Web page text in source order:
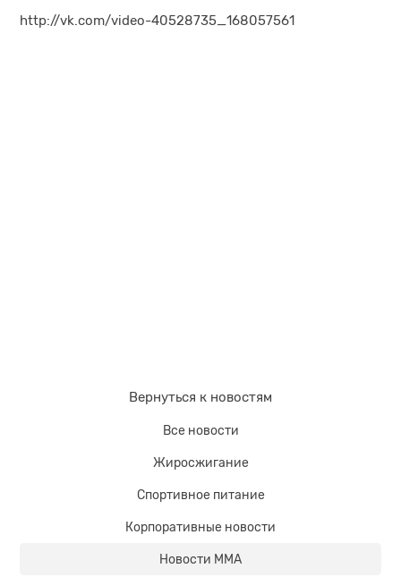
http://vk.com/video-40528735_168057561
Вернуться к новостям
Все новости
Жиросжигание
Спортивное питание
Корпоративные новости
Новости ММА